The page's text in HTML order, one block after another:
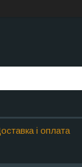
і оплата